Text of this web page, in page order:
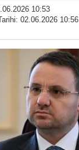
10:53
02.06.2026 10:56